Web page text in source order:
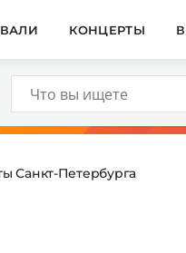
КОНЦЕРТЫ
Санкт-Петербурга